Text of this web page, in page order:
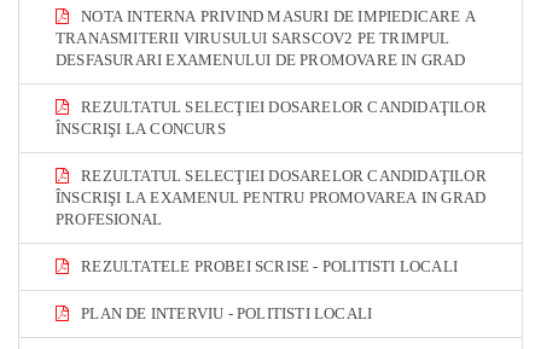
NOTA INTERNA PRIVIND MASURI DE IMPIEDICARE A
TRANASMITERII VIRUSULUI SARSCOV2 PE TRIMPUL
DESFASURARI EXAMENULUI DE PROMOVARE IN GRAD
REZULTATUL SELECŢIEI DOSARELOR CANDIDAŢILOR
ÎNSCRIŞI LA CONCURS
REZULTATUL SELECŢIEI DOSARELOR CANDIDAŢILOR
ÎNSCRIŞI LA EXAMENUL PENTRU PROMOVAREA IN GRAD
PROFESIONAL
REZULTATELE PROBEI SCRISE - POLITISTI LOCALI
PLAN DE INTERVIU - POLITISTI LOCALI